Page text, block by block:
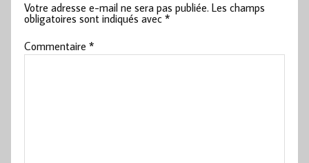
Votre adresse e-mail ne sera pas publiée. Les champs
obligatoires sont indiqués avec*
Commentaire*